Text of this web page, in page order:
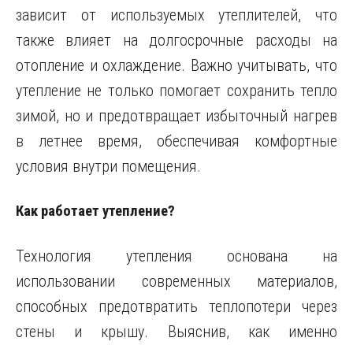
зависит от используемых утеплителей, что
также влияет на долгосрочные расходы на
отопление и охлаждение. Важно учитывать, что
утепление не только помогает сохранить тепло
зимой, но и предотвращает избыточный нагрев
в летнее время, обеспечивая комфортные
условия внутри помещения.
Как работает утепление?
Технология утепления основана на
использовании современных материалов,
способных предотвратить теплопотери через
стены и крышу. Выяснив, как именно